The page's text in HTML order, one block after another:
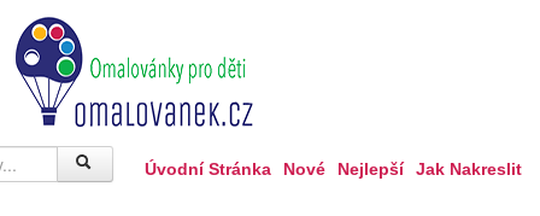
Úvodní Stránka Nové Nejlepší Jak Nakreslit